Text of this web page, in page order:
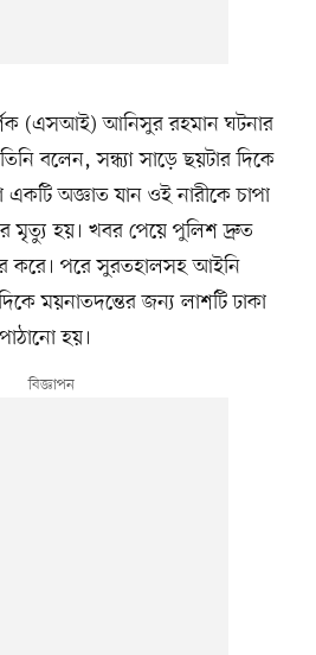
(এসআই) আনিসুর রহমান ঘটনার
বলেন, সন্ধ্যা সাড়ে ছয়টার দিকে
অজ্ঞাত যান ওই নারীকে চাপা
মৃত্যু হয়। খবর পেয়ে পুলিশ দ্রুত
করে। পরে সুরতহালসহ আইনি
ময়নাতদন্তের জন্য লাশটি ঢাকা
হয়।